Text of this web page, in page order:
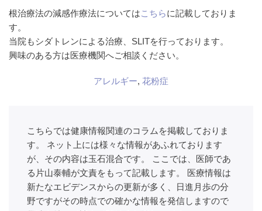
根治療法の減感作療法についてはこちらに記載しておりま
す。
当院もシダトレンによる治療、SLITを行っております。
興味のある方は医療機関へご相談ください。
アレルギー, 花粉症
こちらでは健康情報関連のコラムを掲載しておりま
す。 ネット上には様々な情報があふれております
が、その内容は玉石混合です。 ここでは、医師であ
る片山泰輔が文責をもって記載します。 医療情報は
新たなエビデンスからの更新が多く、日進月歩の分
野ですがその時点での確かな情報を発信しますので